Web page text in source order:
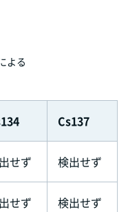
よる
Cs137
せず 検出せず
せず 検出せず